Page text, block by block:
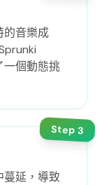
的音樂成
一個動態挑
Step3
蔓延，導致